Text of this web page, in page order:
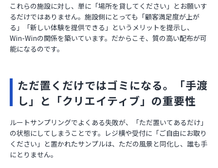
これらの施設に対し、単に「場所を貸してください」とお願いす
るだけではありません。施設側にとっても「顧客満足度が上が
る」「新しい体験を提供できる」というメリットを提示し、
Win-Winの関係を築いています。だからこそ、質の高い配布が可
能になるのです。
ただ置くだけではゴミになる。「手渡
し」と「クリエイティブ」の重要性
ルートサンプリングでよくある失敗が、「ただ置いてあるだけ」
の状態にしてしまうことです。レジ横や受付に「ご自由にお取り
ください」と置かれたサンプルは、ただの風景と同化し、誰も手
にとりません。